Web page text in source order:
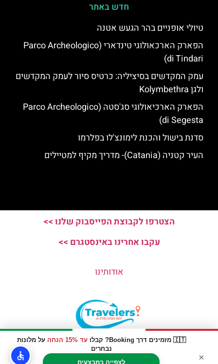
🇮🇹 מזמינים דרך Booking? קבלו עד 15% הנחה
על מלונות
נבחרים
לצפייה במבצעים
×
חדש באתר
טיולי אופניים בהר הגעש אטנה
הפארק הארכאולוגי טינדארי (Parco Archeologico
di Tindari)
עמק המקדשים בסיציליה: כרטיס סיור לעמק המקדשים
ולגן Kolymbethra
הפארק הארכיאולוגי סג'סטה (Parco Archeologico
di Segesta)
סדנת בישול והכנת לימונצ'לו בפלרמו
העיר קטניה (Catania)- מדריך מקיף למטיילים
הצטרפו לקבוצת הפייסבוק שלנו >>
עקבו אחרינו באינסטגרם >>
אודותינו
האתר הינו אתר המלצות מטיילים © כל הזכויות שמורות לסוכנות
TRAVELERS.CO.IL